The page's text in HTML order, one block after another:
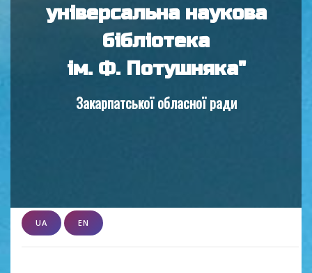
універсальна наукова
бібліотека
ім. Ф. Потушняка"
Закарпатської обласної ради
UA EN